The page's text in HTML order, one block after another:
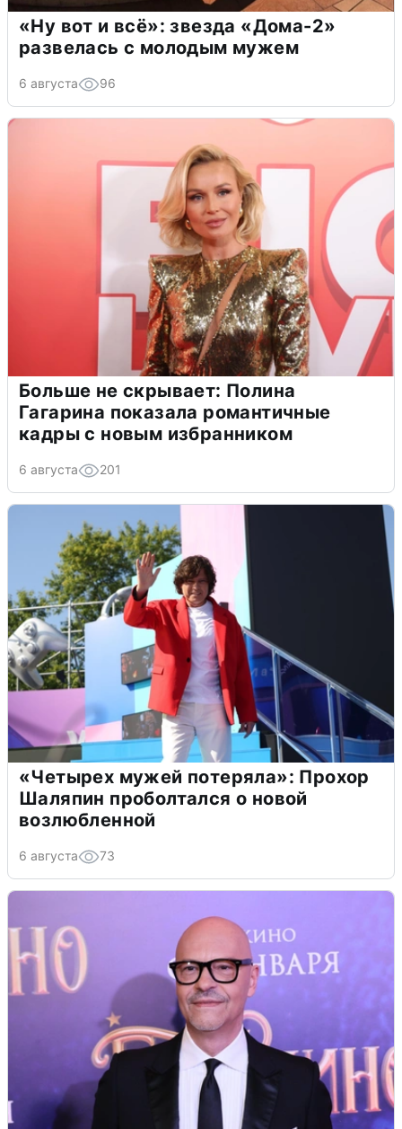
«Ну вот и всё»: звезда «Дома-2»
развелась с молодым мужем
6 августа 96
Больше не скрывает: Полина
Гагарина показала романтичные
кадры с новым избранником
6 августа 201
«Четырех мужей потеряла»: Прохор
Шаляпин проболтался о новой
возлюбленной
6 августа 73